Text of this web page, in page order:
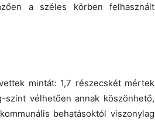
a széles körben felhasznált
mintát: 1,7 részecskét mértek
szint vélhetően annak köszönhető,
behatásoktól viszonylag